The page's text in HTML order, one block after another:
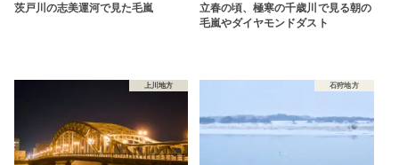
茨戸川の志美運河で見た毛嵐
立春の頃、極寒の千歳川で見る朝の
毛嵐やダイヤモンドダスト
上川地方 石狩地方